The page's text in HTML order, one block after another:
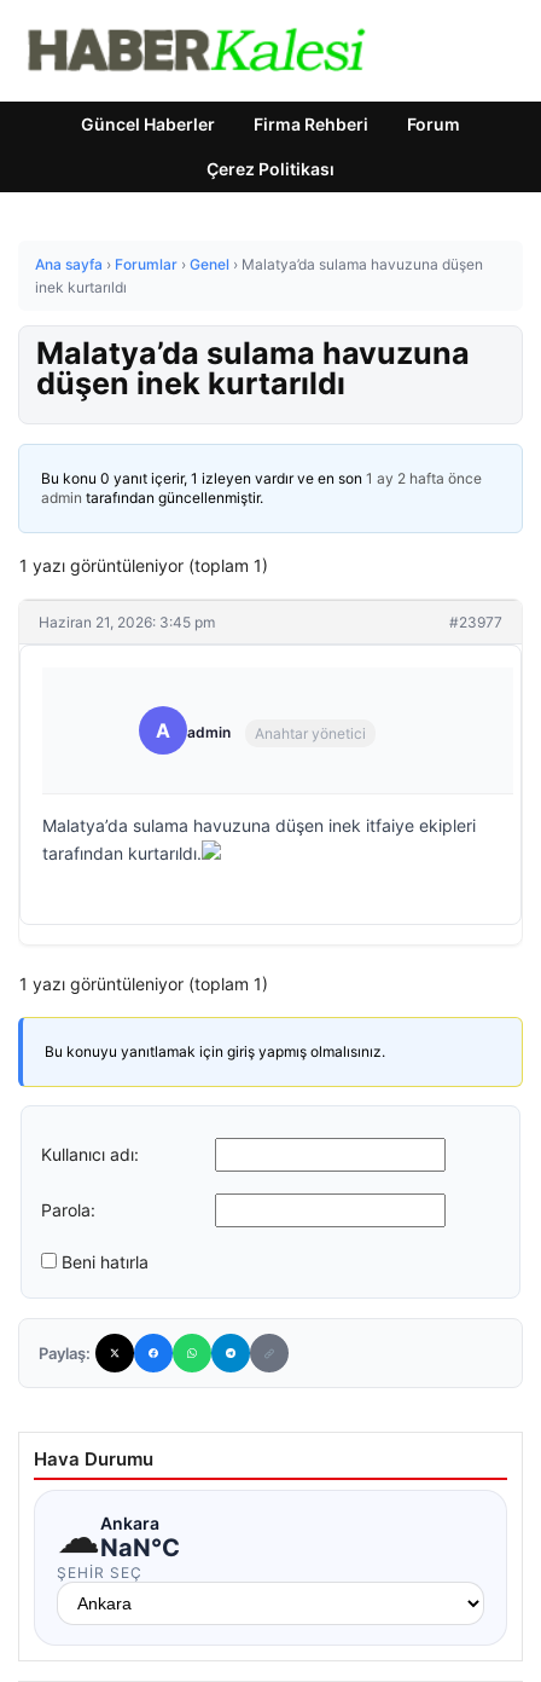
Güncel Haberler Firma Rehberi Forum
Çerez Politikası
Ana sayfa › Forumlar › Genel › Malatya’da sulama havuzuna düşen
inek kurtarıldı
Malatya’da sulama havuzuna
düşen inek kurtarıldı
Bu konu 0 yanıt içerir, 1 izleyen vardır ve en son 1 ay 2 hafta önce
admin tarafından güncellenmiştir.
1 yazı görüntüleniyor (toplam 1)
Haziran 21, 2026: 3:45 pm #23977
A admin Anahtar yönetici
Malatya’da sulama havuzuna düşen inek itfaiye ekipleri
tarafından kurtarıldı.
1 yazı görüntüleniyor (toplam 1)
Bu konuyu yanıtlamak için giriş yapmış olmalısınız.
Kullanıcı adı:
Parola:
Beni hatırla
Paylaş:
Hava Durumu
☁Ankara
NaN°C
ŞEHIR SEÇ